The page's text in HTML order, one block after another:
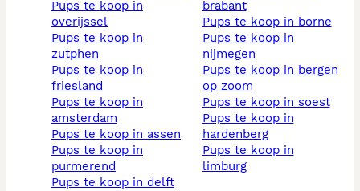
pups te koop in
overijssel
pups te koop in
zutphen
pups te koop in
friesland
pups te koop in
amsterdam
pups te koop in assen
pups te koop in
purmerend
pups te koop in delft
brabant
pups te koop in borne
pups te koop in
nijmegen
pups te koop in bergen
op zoom
pups te koop in soest
pups te koop in
hardenberg
pups te koop in
limburg